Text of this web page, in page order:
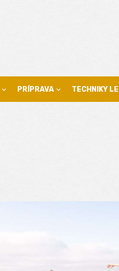
PRÍPRAVA TECHNIKY